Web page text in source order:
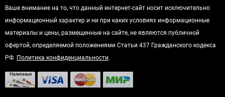
Ваше внимание на то, что данный интернет-сайт носит исключительно
информационный характер и ни при каких условиях информационные
материалы и цены, размещенные на сайте, не являются публичной
офертой, определяемой положениями Статьи 437 Гражданского кодекса
РФ. Политика конфиденциальности.